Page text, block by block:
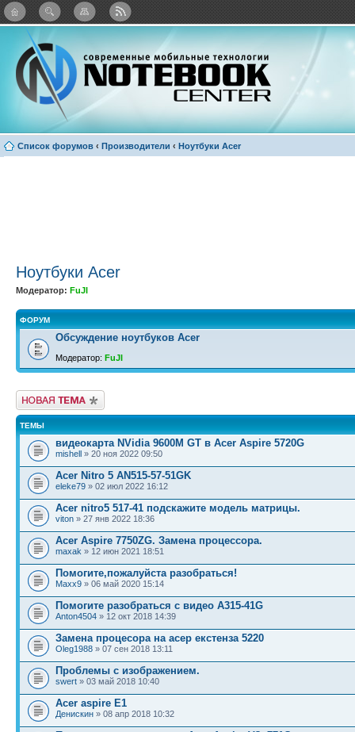
Каталог виджетов
Список форумов ‹ Производители ‹ Ноутбуки Acer
Ноутбуки Acer
Модератор: FuJI
ФОРУМ
Обсуждение ноутбуков Acer
Модератор: FuJI
Новая тема
ТЕМЫ
видеокарта NVidia 9600M GT в Acer Aspire 5720G
mishell » 20 ноя 2022 09:50
Acer Nitro 5 AN515-57-51GK
eleke79 » 02 июл 2022 16:12
Acer nitro5 517-41 подскажите модель матрицы.
viton » 27 янв 2022 18:36
Acer Aspire 7750ZG. Замена процессора.
maxak » 12 июн 2021 18:51
Помогите,пожалуйста разобраться!
Maxx9 » 06 май 2020 15:14
Помогите разобраться с видео А315-41G
Anton4504 » 12 окт 2018 14:39
Замена процесора на асер екстенза 5220
Oleg1988 » 07 сен 2018 13:11
Проблемы с изображением.
swert » 03 май 2018 10:40
Acer aspire E1
Денискин » 08 апр 2018 10:32